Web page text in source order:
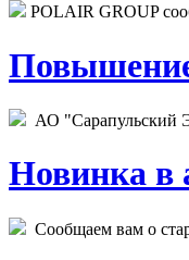
POLAIR GROUP
АО "Сарапульский
Новинка в
Сообщаем вам о